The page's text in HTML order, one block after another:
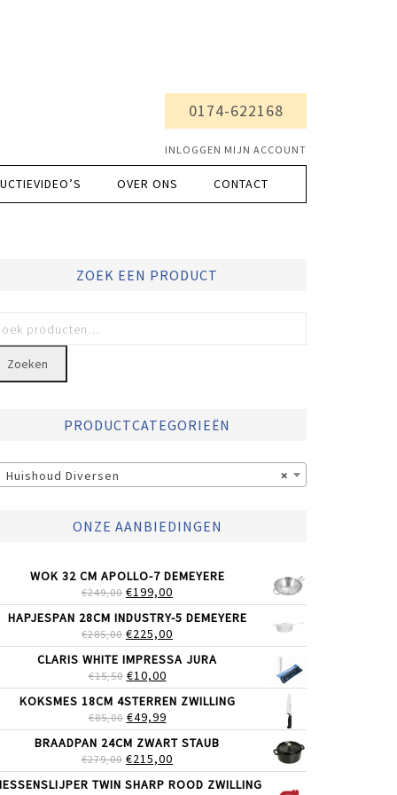
0174-622168
INLOGGEN MIJN ACCOUNT
OVER ONS CONTACT
ZOEK EEN PRODUCT
Zoeken
PRODUCTCATEGORIEËN
×
Huishoud Diversen
ONZE AANBIEDINGEN
WOK 32 CM APOLLO-7 DEMEYERE
€249,00 OORSPRONKELIJKE
PRIJS
WAS:
€249,00.
€199,00
PRIJS
IS:
€199,00.
HAPJESPAN 28CM INDUSTRY-5 DEMEYERE
€285,00 OORSPRONKELIJKE
PRIJS
WAS:
€285,00.
€225,00
PRIJS
IS:
CLARIS WHITE IMPRESSA JURA
€15,50 OORSPRONKELIJKE
PRIJS
WAS:
€15,50.
€10,00HUIDIGE
PRIJS
IS:
€10,00.
KOKSMES 18CM 4STERREN ZWILLING
€85,00 OORSPRONKELIJKE
PRIJS
WAS:
€85,00.
€49,99HUIDIGE
PRIJS
IS:
€49,99.
BRAADPAN 24CM ZWART STAUB
€279,00 OORSPRONKELIJKE
PRIJS
WAS:
€215,00
PRIJS
IS:
TWIN SHARP ROOD ZWILLING